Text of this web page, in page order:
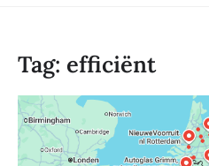
Tag: efficiënt